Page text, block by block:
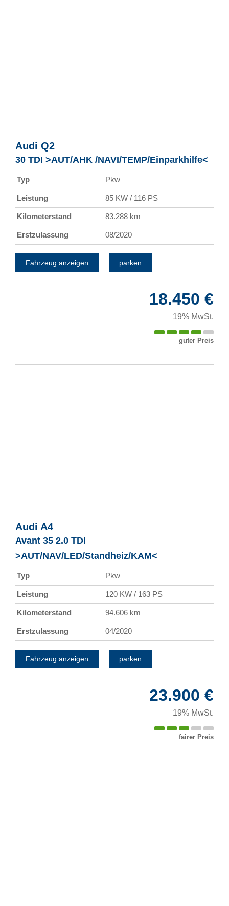
Audi Q2
30 TDI >AUT/AHK /NAVI/TEMP/Einparkhilfe<
Typ Pkw
Leistung 85 KW / 116 PS
Kilometerstand 83.288 km
Erstzulassung 08/2020
Fahrzeug anzeigen parken
18.450 €
19% MwSt.
guter Preis
Audi A4
Avant 35 2.0 TDI
>AUT/NAV/LED/Standheiz/KAM<
Typ Pkw
Leistung 120 KW / 163 PS
Kilometerstand 94.606 km
Erstzulassung 04/2020
Fahrzeug anzeigen parken
23.900 €
19% MwSt.
fairer Preis